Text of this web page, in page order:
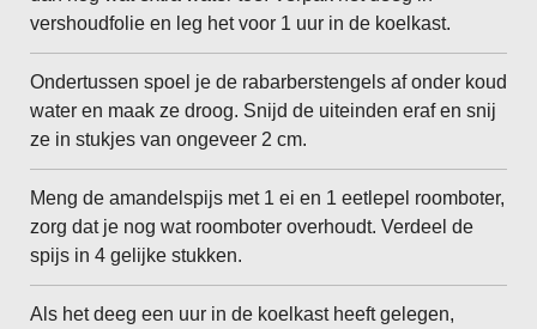
vershoudfolie en leg het voor 1 uur in de koelkast.
Ondertussen spoel je de rabarberstengels af onder koud
water en maak ze droog. Snijd de uiteinden eraf en snij
ze in stukjes van ongeveer 2 cm.
Meng de amandelspijs met 1 ei en 1 eetlepel roomboter,
zorg dat je nog wat roomboter overhoudt. Verdeel de
spijs in 4 gelijke stukken.
Als het deeg een uur in de koelkast heeft gelegen,